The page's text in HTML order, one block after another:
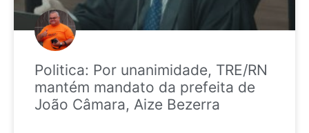
Politica: Por unanimidade, TRE/RN
mantém mandato da prefeita de
João Câmara, Aize Bezerra